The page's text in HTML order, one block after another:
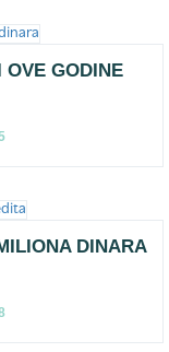
OVE GODINE
DINARA